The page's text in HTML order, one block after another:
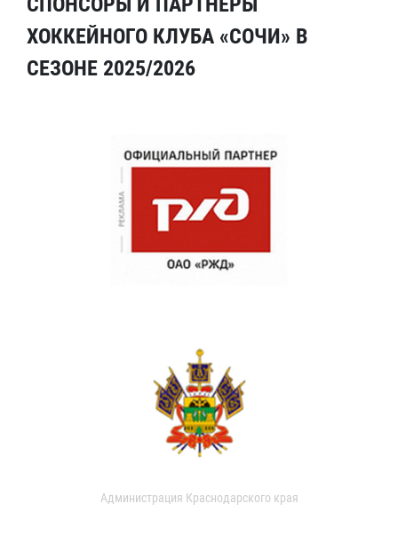
ХОККЕЙНОГО КЛУБА «СОЧИ» В
СЕЗОНЕ 2025/2026
Администрация Краснодарского края